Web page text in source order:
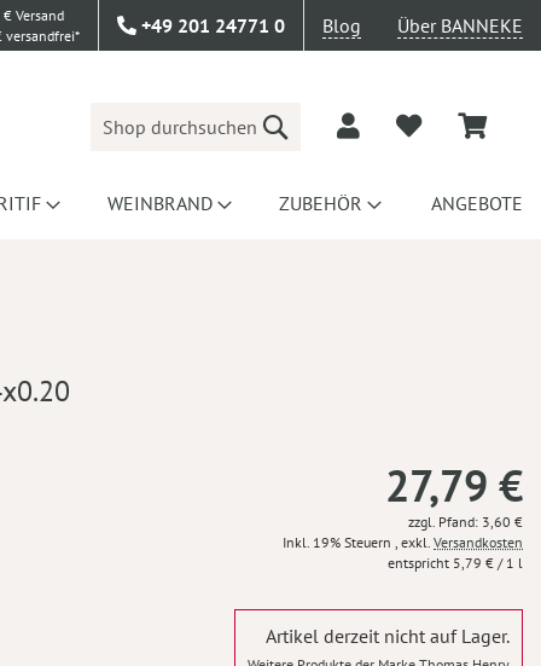
Versand
versandfrei*
+49 201 24771 0 Blog Über BANNEKE
Suche
WEINBRAND ZUBEHÖR ANGEBOTE
27,79 €
zzgl. Pfand: 3,60 €
Inkl. 19% Steuern , exkl. Versandkosten
5,79 € / 1 l
Artikel derzeit nicht auf Lager.